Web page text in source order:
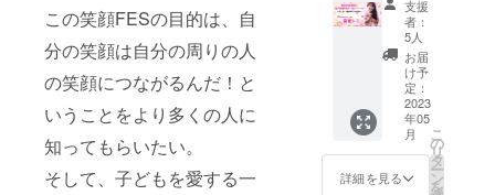
この笑顔FESの目的は、自
分の笑顔は自分の周りの人
の笑顔につながるんだ！と
いうことをより多くの人に
知ってもらいたい。
そして、子どもを愛する一
✼
✼ 《リ
ターン
提供・
施行責
任者》
主催・
運営
nakajuk
u hisae
・サー
交通費
は各自
ご負担
くださ
い） ＊
神奈川
県内に
いらっ
しゃる
ことが
あなた
の力に
なれた
ら嬉し
いで
す。 相
談お待
ちして
いま
す！
✼••┈┈••
価値を
下げて
しまう
●自分責
めの悩
みから
解放さ
れたい
●自分を
なっ
ループ
ライン
を作成
します
ので、
備考欄
に、ラ
インID
をお願
す。
ス内容
に関す
る効果
効能
は、個
人の体
感であ
り 全て
を保証
のでは
ん、
「もっ
と前に
進みた
い」
「更に
パワー
アップ
した
い」と
が応援
します♪
希望の
方には
【 言っ
て欲し
い言葉
の音声
付き♪
】 日本
を思い
出す
ワー
ク】 胎
内記憶
教育特
任講
師 宮
崎ト
ミー 医
支援
者：
5人
お届
け予
定：
2023
年05
月
詳細を見る
こ
の
リ
タ
ー
ン
を